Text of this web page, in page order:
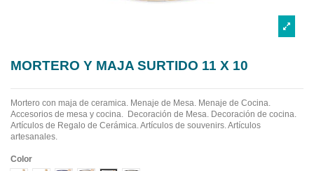
MORTERO Y MAJA SURTIDO 11 X 10
Mortero con maja de ceramica. Menaje de Mesa. Menaje de Cocina.
Accesorios de mesa y cocina. Decoración de Mesa. Decoración de cocina.
Artículos de Regalo de Cerámica. Artículos de souvenirs. Artículos
artesanales.
Color